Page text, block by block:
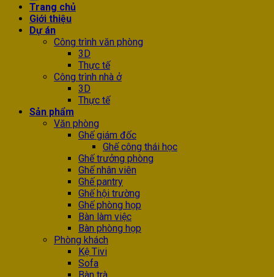
Trang chủ
Giới thiệu
Dự án
Công trình văn phòng
3D
Thực tế
Công trình nhà ở
3D
Thực tế
Sản phẩm
Văn phòng
Ghế giám đốc
Ghế công thái học
Ghế trưởng phòng
Ghế nhân viên
Ghế pantry
Ghế hội trường
Ghế phòng họp
Bàn làm việc
Bàn phòng họp
Phòng khách
Kệ Tivi
Sofa